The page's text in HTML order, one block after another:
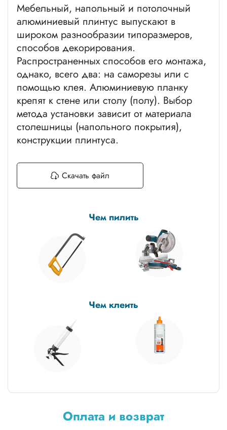
Мебельный, напольный и потолочный
алюминиевый плинтус выпускают в
широком разнообразии типоразмеров,
способов декорирования.
Распространенных способов его монтажа,
однако, всего два: на саморезы или с
помощью клея. Алюминиевую планку
крепят к стене или столу (полу). Выбор
метода установки зависит от материала
столешницы (напольного покрытия),
конструкции плинтуса.
Скачать файл
Чем пилить
Чем клеить
Оплата и возврат